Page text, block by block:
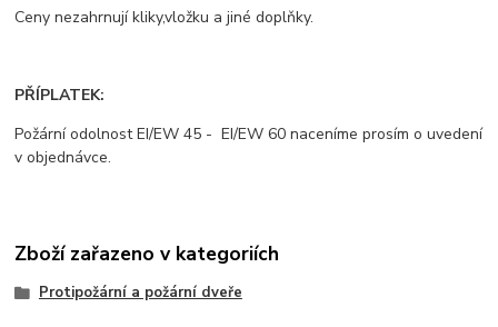
Ceny nezahrnují kliky,vložku a jiné doplňky.
PŘÍPLATEK:
Požární odolnost EI/EW 45 - EI/EW 60 naceníme prosím o uvedení
v objednávce.
Zboží zařazeno v kategoriích
Protipožární a požární dveře